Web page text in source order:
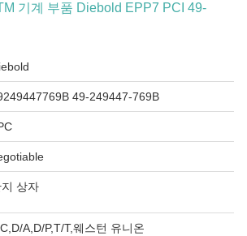
기계 부품 Diebold EPP7 PCI 49-
49-249447-769B
지 상자
A,D/P,T/T,웨스턴 유니온